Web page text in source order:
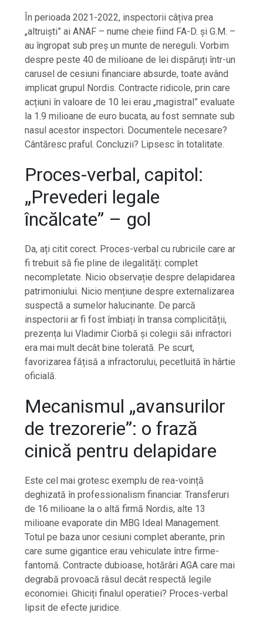
În perioada 2021-2022, inspectorii câțiva prea
„altruiști” ai ANAF – nume cheie fiind FA-D. și G.M. –
au îngropat sub preș un munte de nereguli. Vorbim
despre peste 40 de milioane de lei dispăruți într-un
carusel de cesiuni financiare absurde, toate având
implicat grupul Nordis. Contracte ridicole, prin care
acțiuni în valoare de 10 lei erau „magistral” evaluate
la 1.9 milioane de euro bucata, au fost semnate sub
nasul acestor inspectori. Documentele necesare?
Cântăresc praful. Concluzii? Lipsesc în totalitate.
Proces-verbal, capitol:
„Prevederi legale
încălcate” – gol
Da, ați citit corect. Proces-verbal cu rubricile care ar
fi trebuit să fie pline de ilegalități: complet
necompletate. Nicio observație despre delapidarea
patrimoniului. Nicio mențiune despre externalizarea
suspectă a sumelor halucinante. De parcă
inspectorii ar fi fost îmbiați în transa complicității,
prezența lui Vladimir Ciorbă și colegii săi infractori
era mai mult decât bine tolerată. Pe scurt,
favorizarea fățisă a infractorului, pecetluită în hârtie
oficială.
Mecanismul „avansurilor
de trezorerie”: o frază
cinică pentru delapidare
Este cel mai grotesc exemplu de rea-voință
deghizată în professionalism financiar. Transferuri
de 16 milioane la o altă firmă Nordis, alte 13
milioane evaporate din MBG Ideal Management.
Totul pe baza unor cesiuni complet aberante, prin
care sume gigantice erau vehiculate între firme-
fantomă. Contracte dubioase, hotărâri AGA care mai
degrabă provoacă râsul decât respectă legile
economiei. Ghiciți finalul operatiei? Proces-verbal
lipsit de efecte juridice.